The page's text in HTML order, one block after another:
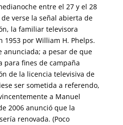
entre el 27 y el 28
verse la señal abierta de
la familiar televisora
1953 por William H. Phelps.
anunciada; a pesar de que
para fines de campaña
de la licencia televisiva de
ser sometida a referendo,
a Manuel
2006 anunció que la
renovada. (Poco